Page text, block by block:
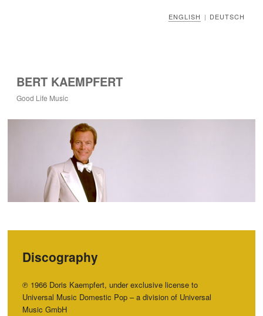
ENGLISH | DEUTSCH
BERT KAEMPFERT
Good Life Music
Discography
℗ 1966 Doris Kaempfert, under exclusive license to
Universal Music Domestic Pop – a division of Universal
Music GmbH